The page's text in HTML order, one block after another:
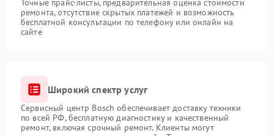
Точные прайс-листы, предварительная оценка стоимости
ремонта, отсутствие скрытых платежей и возможность
бесплатной консультации по телефону или онлайн на
сайте
Широкий спектр услуг
Сервисный центр Bosch обеспечивает доставку техники
по всей РФ, бесплатную диагностику и качественный
ремонт, включая срочный ремонт. Клиенты могут